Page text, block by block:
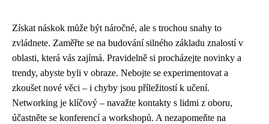
Získat náskok může být náročné, ale s trochou snahy to
zvládnete. Zaměřte se na budování silného základu znalostí v
oblasti, která vás zajímá. Pravidelně si procházejte novinky a
trendy, abyste byli v obraze. Nebojte se experimentovat a
zkoušet nové věci – i chyby jsou příležitostí k učení.
Networking je klíčový – navažte kontakty s lidmi z oboru,
účastněte se konferencí a workshopů. A nezapomeňte na